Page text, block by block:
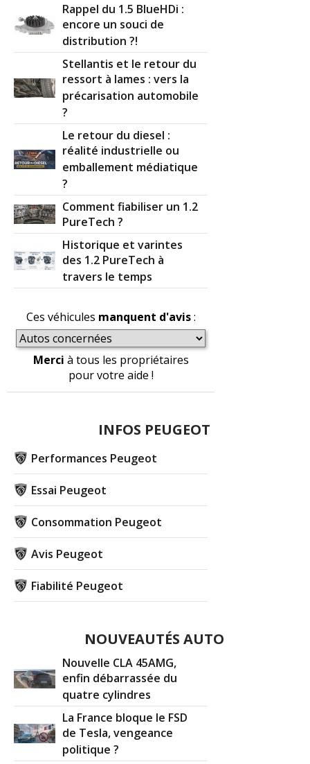
Rappel du 1.5 BlueHDi :
encore un souci de
distribution ?!
Stellantis et le retour du
ressort à lames : vers la
précarisation automobile
?
Le retour du diesel :
réalité industrielle ou
emballement médiatique
?
Comment fiabiliser un 1.2
PureTech ?
Historique et varintes
des 1.2 PureTech à
travers le temps
Ces véhicules manquent d'avis:
Merci à tous les propriétaires
pour votre aide !
INFOS PEUGEOT
Performances Peugeot
Essai Peugeot
Consommation Peugeot
Avis Peugeot
Fiabilité Peugeot
NOUVEAUTÉS AUTO
Nouvelle CLA 45AMG,
enfin débarrassée du
quatre cylindres
La France bloque le FSD
de Tesla, vengeance
politique ?